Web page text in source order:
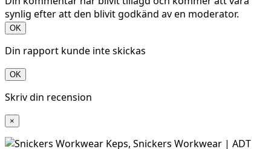
synlig efter att den blivit godkänd av en moderator.
OK
Din rapport kunde inte skickas
OK
Skriv din recension
×